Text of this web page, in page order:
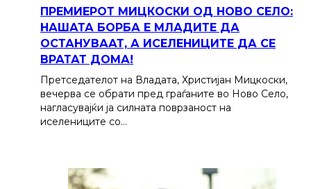
ПРЕМИЕРОТ МИЦКОСКИ ОД НОВО СЕЛО:
НАШАТА БОРБА Е МЛАДИТЕ ДА
ОСТАНУВААТ, А ИСЕЛЕНИЦИТЕ ДА СЕ
ВРАТАТ ДОМА!
Претседателот на Владата, Христијан Мицкоски,
вечерва се обрати пред граѓаните во Ново Село,
нагласувајќи ја силната поврзаност на
иселениците со…